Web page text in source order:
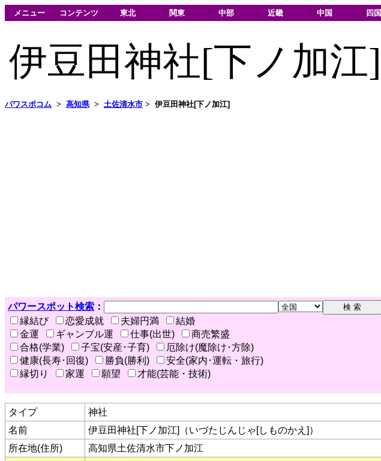
メニュー コンテンツ 東北 関東 中部 近畿 中国 四国
伊豆田神社[下ノ加江]
パワスポコム > 高知県> 土佐清水市 > 伊豆田神社[下ノ加江]
パワースポット検索 ：
縁結び
恋愛成就 夫婦円満
結婚
金運
ギャンブル運 仕事(出世)
商売繁盛
合格(学業)
子宝(安産･子育)
厄除け(魔除け･方除)
健康(長寿･回復)
勝負(勝利)
安全(家内･運転・旅行)
縁切り
家運 願望 才能(芸能・技術)
タイプ
神社
名前
伊豆田神社[下ノ加江]（いづたじんじゃ[しものかえ]）
所在地(住所)
高知県土佐清水市下ノ加江